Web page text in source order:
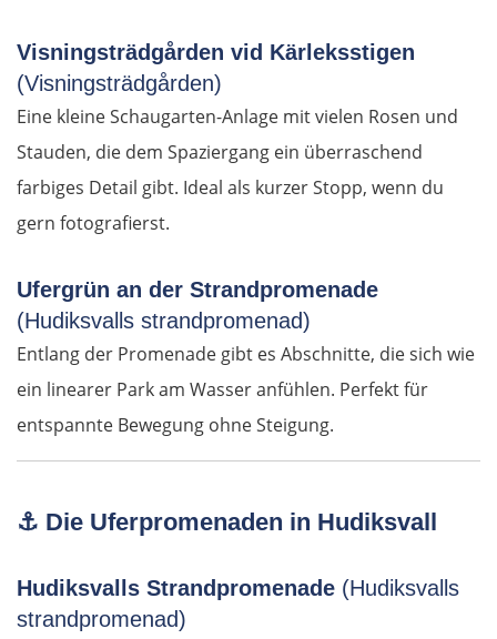
Visningsträdgården vid Kärleksstigen
(Visningsträdgården)
Eine kleine Schaugarten-Anlage mit vielen Rosen und
Stauden, die dem Spaziergang ein überraschend
farbiges Detail gibt. Ideal als kurzer Stopp, wenn du
gern fotografierst.
Ufergrün an der Strandpromenade
(Hudiksvalls strandpromenad)
Entlang der Promenade gibt es Abschnitte, die sich wie
ein linearer Park am Wasser anfühlen. Perfekt für
entspannte Bewegung ohne Steigung.
⚓ Die Uferpromenaden in Hudiksvall
Hudiksvalls Strandpromenade (Hudiksvalls
strandpromenad)
Savona
Albenga
Frankreich Süd
Nizza
Cannes
Saint-Tropez
Avignon